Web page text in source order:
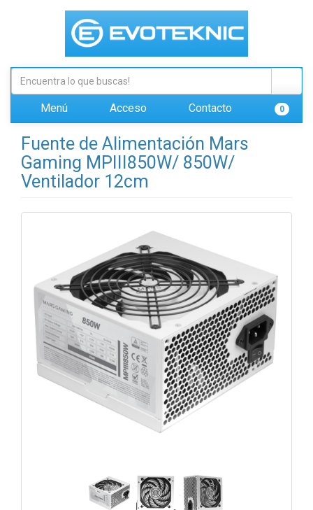
Menú Acceso Contacto 0
Fuente de Alimentación Mars
Gaming MPIII850W/ 850W/
Ventilador 12cm